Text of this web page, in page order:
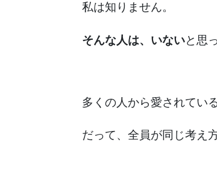
私は知りません。
そんな人は、いないと思
多くの人から愛されてい
だって、全員が同じ考え